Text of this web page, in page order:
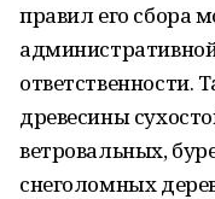
правил его сбора
ответственности.
древесины
ветровальных,
снеголомных